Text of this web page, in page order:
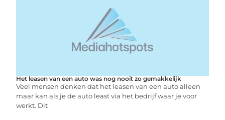
Het leasen van een auto was nog nooit zo gemakkelijk
Veel mensen denken dat het leasen van een auto alleen
maar kan als je de auto least via het bedrijf waar je voor
werkt. Dit